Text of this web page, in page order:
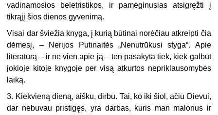
vadinamosios beletristikos, ir pamėginusias atsigręžti į
tikrąjį šios dienos gyvenimą.
Visai dar šviežia knyga, į kurią būtinai norėčiau atkreipti čia
dėmesį, – Nerijos Putinaitės „Nenutrūkusi styga“. Apie
literatūrą – ir ne vien apie ją – ten pasakyta tiek, kiek galbūt
jokioje kitoje knygoje per visą atkurtos nepriklausomybės
laiką.
3. Kiekvieną dieną, aišku, dirbu. Tai, ko iki šiol, ačiū Dievui,
dar nebuvau pristigęs, yra darbas, kuris man malonus ir